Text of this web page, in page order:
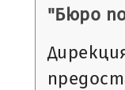
"Бюро